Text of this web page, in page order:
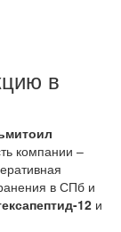
в
компании –
в СПб и
12 и